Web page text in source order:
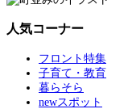
人気コーナー
フロント特集
子育て・教育
暮らそら
newスポット